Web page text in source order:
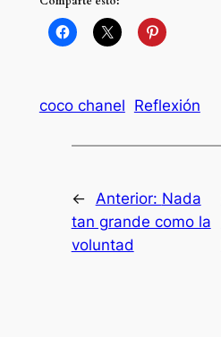
coco chanel Reflexión
← Anterior: Nada
tan grande como la
voluntad